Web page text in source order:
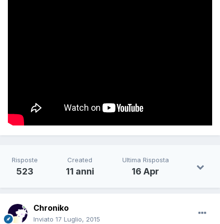
Risposte
523
Created
11 anni
Ultima Risposta
16 Apr
Chroniko
Inviato 17 Luglio, 2015